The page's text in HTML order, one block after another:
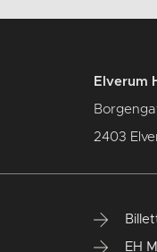
Elverum
2403
EH